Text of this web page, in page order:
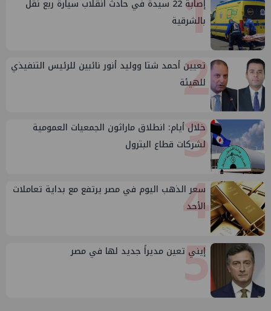
إصابة 22 سيدة في حادث انقلاب سيارة ربع نقل
بالشرقية
2
تعيين أحمد شتا ووليد أنور نائبين للرئيس التنفيذي
للهيئة
3
خلال أيام: انطلاق ماراثون الجمعيات العمومية
لشركات قطاع البترول
4
سعر الذهب اليوم في مصر يرتفع مع بداية تعاملات
الأحد
5
إيني تعين مديراً جديد لها في مصر